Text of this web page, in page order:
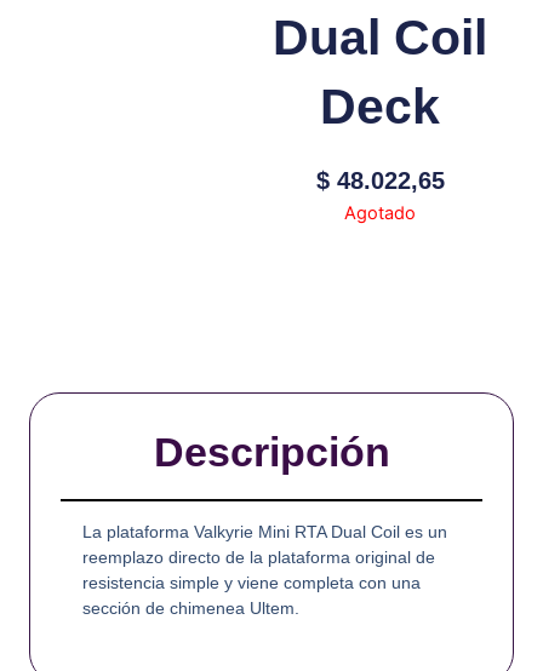
Dual Coil
Deck
$48.022,65
Agotado
Descripción
La plataforma Valkyrie Mini RTA Dual Coil es un
reemplazo directo de la plataforma original de
resistencia simple y viene completa con una
sección de chimenea Ultem.